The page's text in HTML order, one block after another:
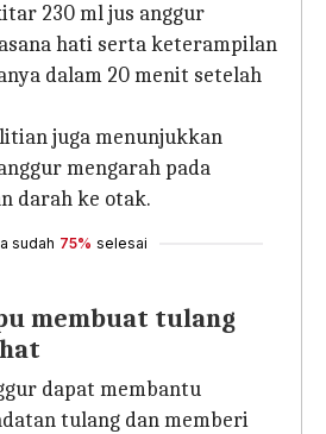
230 ml jus anggur
hati serta keterampilan
dalam 20 menit setelah
juga menunjukkan
mengarah pada
darah ke otak.
sudah 75% selesai
membuat tulang
dapat membantu
tulang dan memberi